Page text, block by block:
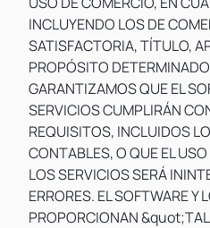
INCLUYENDO LOS DE
SATISFACTORIA, TÍTULO,
PROPÓSITO
GARANTIZAMOS QUE EL
SERVICIOS CUMPLIRÁN
REQUISITOS, INCLUIDOS
CONTABLES, O QUE EL
LOS SERVICIOS SERÁ
ERRORES. EL SOFTWARE Y
PROPORCIONAN